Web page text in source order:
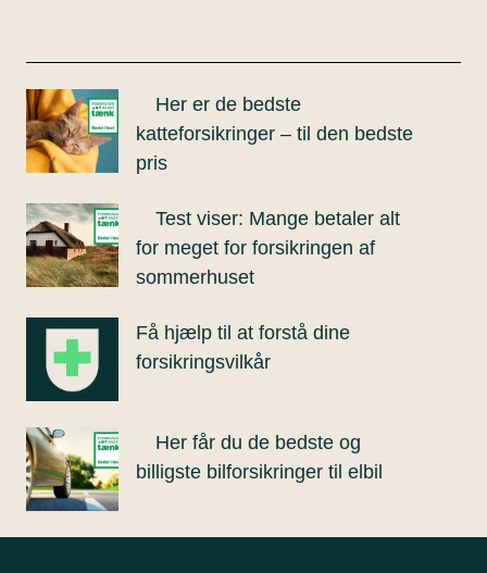
Her er de bedste
katteforsikringer – til den bedste
pris
Test viser: Mange betaler alt
for meget for forsikringen af
sommerhuset
Få hjælp til at forstå dine
forsikringsvilkår
Her får du de bedste og
billigste bilforsikringer til elbil